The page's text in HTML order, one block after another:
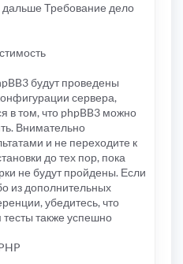
дальше Требование дело
будут проведены
сервера,
в том, что phpBB3 можно
Внимательно
и не переходите к
до тех пор, пока
не будут пройдены. Если
из дополнительных
убедитесь, что
также успешно